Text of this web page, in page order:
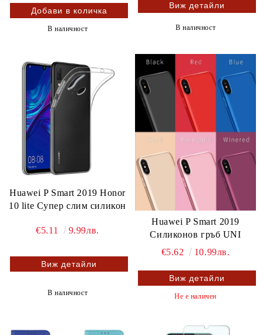
В наличност
Виж детайли
В наличност
Huawei P Smart 2019 Honor
10 lite Супер слим силикон
€5.11 9.99лв.
Виж детайли
В наличност
Huawei P Smart 2019
Силиконов гръб UNI
€5.62
10.99лв.
Виж детайли
Не е наличен